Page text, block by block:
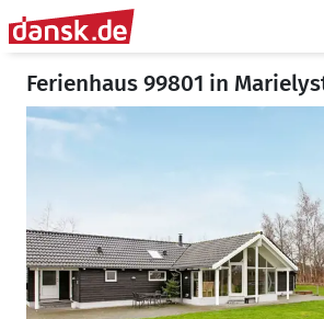
Ferienhaus 99801 in